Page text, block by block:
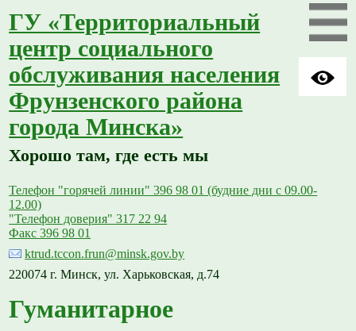
ГУ «Территориальный
центр социального
обслуживания населения
Фрунзенского района
города Минска»
Хорошо там, где есть мы
Телефон "горячей линии" 396 98 01 (будние дни с 09.00-
12.00)
"Телефон доверия" 317 22 94
Факс 396 98 01
ktrud.tccon.frun@minsk.gov.by
220074 г. Минск, ул. Харьковская, д.74
Гуманитарное